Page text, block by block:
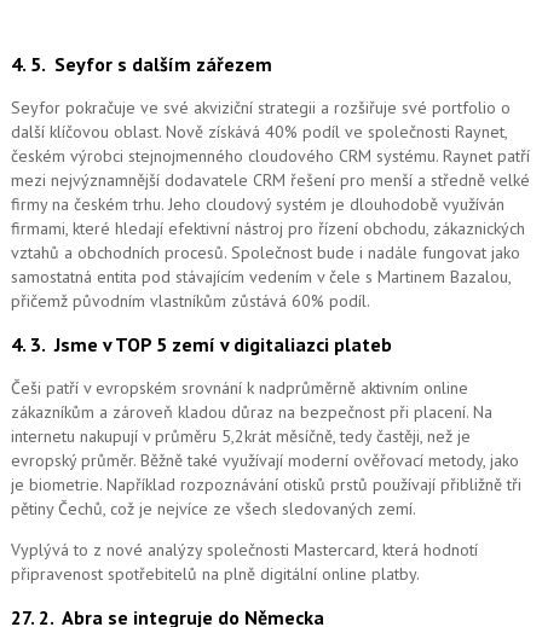
4. 5. Seyfor s dalším zářezem
Seyfor pokračuje ve své akviziční strategii a rozšiřuje své portfolio o
další klíčovou oblast. Nově získává 40% podíl ve společnosti Raynet,
českém výrobci stejnojmenného cloudového CRM systému. Raynet patří
mezi nejvýznamnější dodavatele CRM řešení pro menší a středně velké
firmy na českém trhu. Jeho cloudový systém je dlouhodobě využíván
firmami, které hledají efektivní nástroj pro řízení obchodu, zákaznických
vztahů a obchodních procesů. Společnost bude i nadále fungovat jako
samostatná entita pod stávajícím vedením v čele s Martinem Bazalou,
přičemž původním vlastníkům zůstává 60% podíl.
4. 3.Jsme v TOP 5 zemí v digitaliazci plateb
Češi patří v evropském srovnání k nadprůměrně aktivním online
zákazníkům a zároveň kladou důraz na bezpečnost při placení. Na
internetu nakupují v průměru 5,2krát měsíčně, tedy častěji, než je
evropský průměr. Běžně také využívají moderní ověřovací metody, jako
je biometrie. Například rozpoznávání otisků prstů používají přibližně tři
pětiny Čechů, což je nejvíce ze všech sledovaných zemí.
Vyplývá to z nové analýzy společnosti Mastercard, která hodnotí
připravenost spotřebitelů na plně digitální online platby.
27. 2. Abra se integruje do Německa